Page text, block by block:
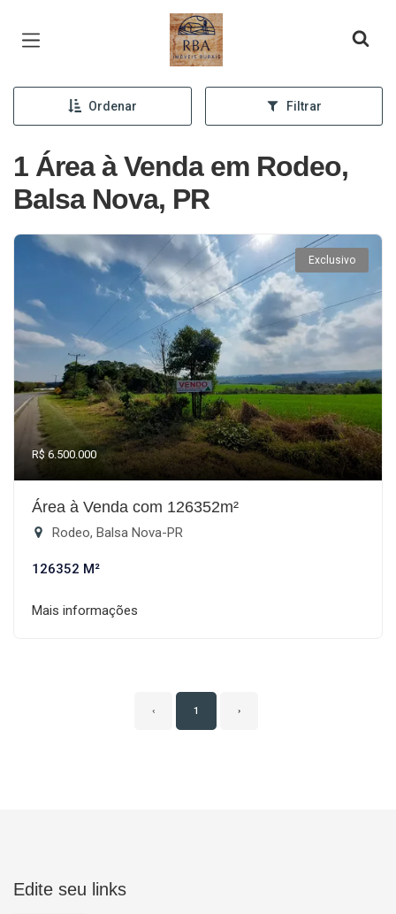
Página inicial
Ordenar Filtrar
1 Área à Venda em Rodeo,
Balsa Nova, PR
Exclusivo
R$ 6.500.000
Área à Venda com 126352m²
Rodeo, Balsa Nova-PR
126352 M²
Mais informações
‹ 1 ›
Edite seu links